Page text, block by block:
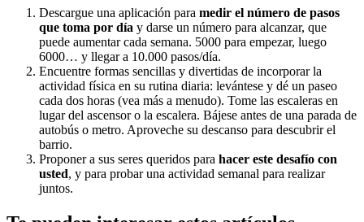
Descargue una aplicación para medir el número de pasos
que toma por día y darse un número para alcanzar, que
puede aumentar cada semana. 5000 para empezar, luego
6000… y llegar a 10.000 pasos/día.
Encuentre formas sencillas y divertidas de incorporar la
actividad física en su rutina diaria: levántese y dé un paseo
cada dos horas (vea más a menudo). Tome las escaleras en
lugar del ascensor o la escalera. Bájese antes de una parada de
autobús o metro. Aproveche su descanso para descubrir el
barrio.
Proponer a sus seres queridos para hacer este desafío con
usted, y para probar una actividad semanal para realizar
juntos.